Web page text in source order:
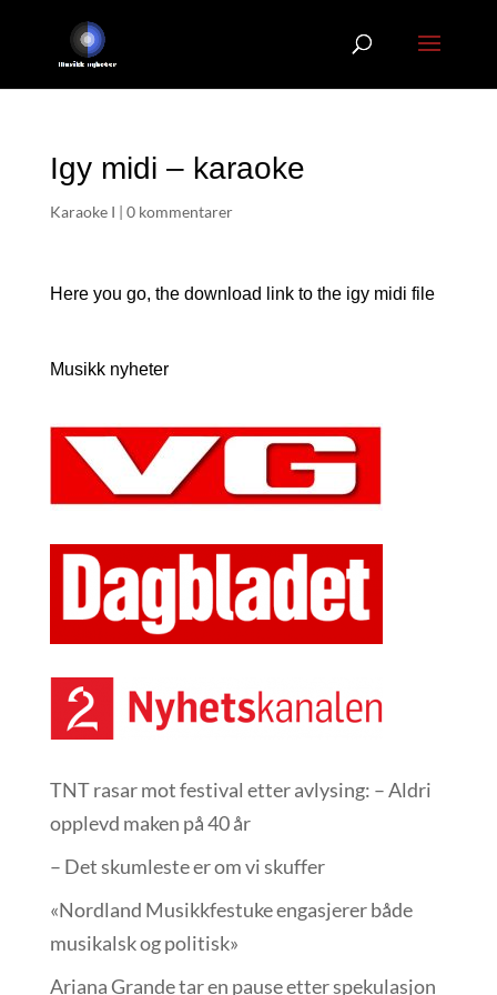
Igy midi – karaoke
Karaoke I | 0 kommentarer
Here you go, the download link to the igy midi file
Musikk nyheter
TNT rasar mot festival etter avlysing: – Aldri
opplevd maken på 40 år
– Det skumleste er om vi skuffer
«Nordland Musikkfest­uke engasjerer både
musikalsk og politisk»
Ariana Grande tar en pause etter spekulasjon